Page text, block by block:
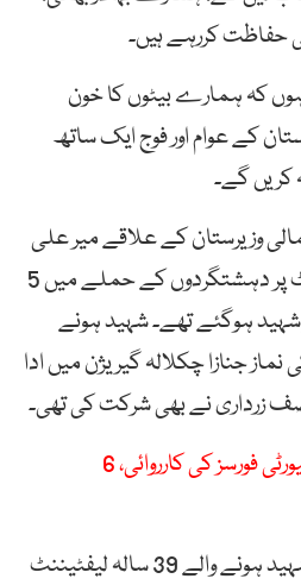
حفاظت کررہے ہیں۔
ہوں کہ ہمارے بیٹوں کا خون
کے عوام اور فوج ایک ساتھ
کریں گے۔
وزیرستان کے علاقے میر علی
میں سیکیورٹی چیک پوسٹ پر دہشتگردوں کے حملے میں 5
شہید ہوگئے تھے۔ شہید ہونے
جنازا چکلالہ گیریژن میں ادا
نے بھی شرکت کی تھی۔
شمالی وزیرستان میں سیکیورٹی فورسز کی کارروائی، 6
آئی ایس پی آر کے مطابق شہید ہونے والے 39 سالہ لیفٹیننٹ